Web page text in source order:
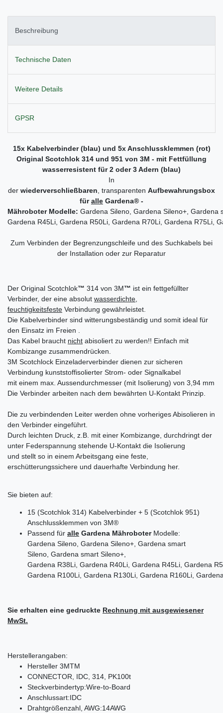
Beschreibung
Technische Daten
Weitere Details
GPSR
15x Kabelverbinder (blau) und 5x Anschlussklemmen (rot)
Original Scotchlok 314 und 951 von 3M - mit Fettfüllung
wasserresistent für 2 oder 3 Adern (blau)
In
der wiederverschließbaren transparenten Aufbewahrungsbox
füralle Gardena® -
Mähroboter Modelle: Gardena Sileno, Gardena Sileno+,
Gardena R45Li, Gardena R50Li, Gardena R70Li, Gardena R75Li,
Zum Verbinden der Begrenzungschleife und des Suchkabels bei
der Installation oder zur Reparatur
Der Original Scotchlok™ 314 von 3M™ ist ein fettgefüllter
Verbinder, der eine absolut wasserdichte,
feuchtigkeitsfeste Verbindung gewährleistet.
Die Kabelverbinder sind witterungsbeständig und somit ideal für
den Einsatz im Freien .
Das Kabel braucht nicht abisoliert zu werden!! Einfach mit
Kombizange zusammendrücken.
3M Scotchlock Einzeladerverbinder dienen zur sicheren
Verbindung kunststoffisolierter Strom- oder Signalkabel
mit einem max. Aussendurchmesser (mit Isolierung) von 3,94 mm
Die Verbinder arbeiten nach dem bewährten U-Kontakt Prinzip.
Die zu verbindenden Leiter werden ohne vorheriges Abisolieren in
den Verbinder eingeführt.
Durch leichten Druck, z.B. mit einer Kombizange, durchdringt der
unter Federspannung stehende U-Kontakt die Isolierung
und stellt so in einem Arbeitsgang eine feste,
erschütterungssichere und dauerhafte Verbindung her.
Sie bieten auf:
15 (Scotchlok 314) Kabelverbinder + 5 (Scotchlok 951)
Anschlussklemmen von 3M®
Passend für alle Gardena Mähroboter Modelle:
Gardena Sileno, Gardena Sileno+, Gardena smart
Sileno, Gardena smart Sileno+,
Gardena R38Li, Gardena R40Li, Gardena R45Li, Gardena
Gardena R100Li, Gardena R130Li, Gardena R160Li,
Sie erhalten eine gedruckte Rechnung mit ausgewiesener
MwSt.
Herstellerangaben:
Hersteller 3MTM
CONNECTOR, IDC, 314, PK100t
Steckverbindertyp:Wire-to-Board
Anschlussart:IDC
Drahtgrößenzahl, AWG:14AWG